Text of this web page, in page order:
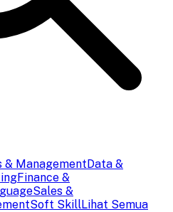
& ManagementData &
Finance &
Sales &
Soft SkillLihat Semua